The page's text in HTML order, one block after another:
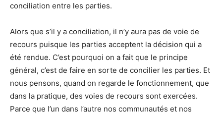
conciliation entre les parties.
Alors que s’il y a conciliation, il n’y aura pas de voie de
recours puisque les parties acceptent la décision qui a
été rendue. C’est pourquoi on a fait que le principe
général, c’est de faire en sorte de concilier les parties. Et
nous pensons, quand on regarde le fonctionnement, que
dans la pratique, des voies de recours sont exercées.
Parce que l’un dans l’autre nos communautés et nos